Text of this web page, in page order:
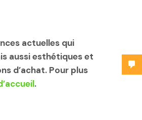
actuelles qui
aussi esthétiques et
d’achat. Pour plus
.